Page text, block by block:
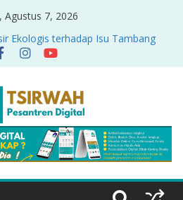
Agustus 7, 2026
Ekologis terhadap Isu Tambang
KUASA-IDIOLOGI PADA TAFSIR
Privasi dalam Al-Qur’an: “Ketika
Curhat di Sosmed”
Kisah Lukman Menjadi